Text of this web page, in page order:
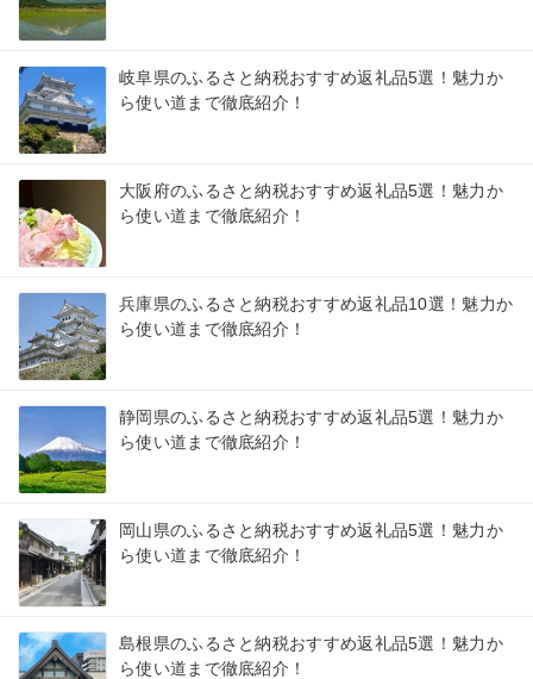
岐阜県のふるさと納税おすすめ返礼品5選！魅力か
ら使い道まで徹底紹介！
大阪府のふるさと納税おすすめ返礼品5選！魅力か
ら使い道まで徹底紹介！
兵庫県のふるさと納税おすすめ返礼品10選！魅力か
ら使い道まで徹底紹介！
静岡県のふるさと納税おすすめ返礼品5選！魅力か
ら使い道まで徹底紹介！
岡山県のふるさと納税おすすめ返礼品5選！魅力か
ら使い道まで徹底紹介！
島根県のふるさと納税おすすめ返礼品5選！魅力か
ら使い道まで徹底紹介！